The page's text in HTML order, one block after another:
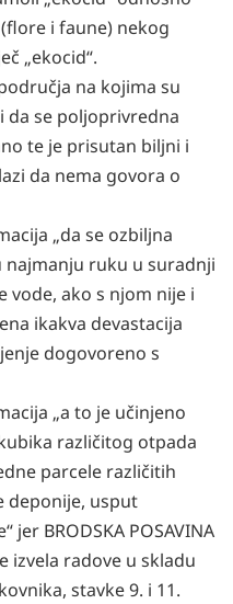
i faune) nekog
„ekocid“.
na kojima su
da se poljoprivredna
te je prisutan biljni i
da nema govora o
„da se ozbiljna
najmanju ruku u suradnji
ako s njom nije i
ikakva devastacija
dogovoreno s
„a to je učinjeno
različitog otpada
parcele različitih
deponije, usput
BRODSKA POSAVINA
izvela radove u skladu
stavke 9. i 11.